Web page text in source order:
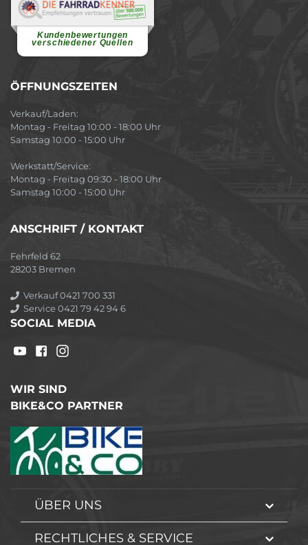
Kundenbewertungen
verschiedener Quellen
Renate H.
Vielen Dank für ein herzliches
ÖFFNUNGSZEITEN
Verkauf/Laden:
Montag - Freitag 10:00 - 18:00 Uhr
Samstag 10:00 - 15:00 Uhr
Werkstatt/Service:
Montag - Freitag 09:30 - 18:00 Uhr
Samstag 10:00 - 15:00 Uhr
ANSCHRIFT / KONTAKT
Fehrfeld 62
28203 Bremen
Verkauf 0421 700 331
Service 0421 79 42 94 6
SOCIAL MEDIA
WIR SIND
BIKE&CO PARTNER
ÜBER UNS
RECHTLICHES & SERVICE